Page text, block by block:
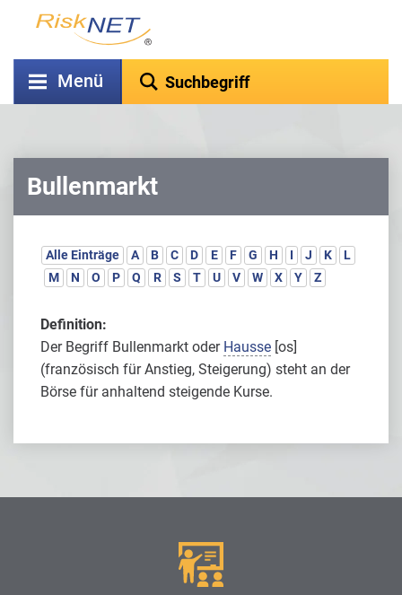
Menü
Bullenmarkt
Alle Einträge A B C D E F G H I J K
L
M
N O P Q R S T U V W X Y Z
Definition:
Der Begriff Bullenmarkt oder Hausse [os]
(französisch für Anstieg, Steigerung) steht an der
Börse für anhaltend steigende Kurse.